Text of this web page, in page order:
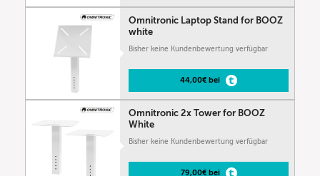
Omnitronic Laptop Stand for BOOZ
white
Bisher keine Kundenbewertung verfügbar
44,00€ bei
Omnitronic 2x Tower for BOOZ
White
Bisher keine Kundenbewertung verfügbar
79,00€ bei